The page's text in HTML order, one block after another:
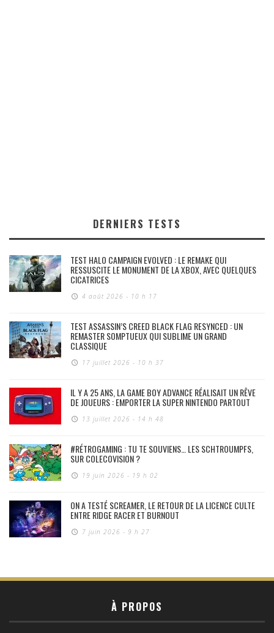
DERNIERS TESTS
TEST HALO CAMPAIGN EVOLVED : LE REMAKE QUI
RESSUSCITE LE MONUMENT DE LA XBOX, AVEC QUELQUES
CICATRICES
4 août 2026 - 10 h 17
TEST ASSASSIN’S CREED BLACK FLAG RESYNCED : UN
REMASTER SOMPTUEUX QUI SUBLIME UN GRAND
CLASSIQUE
17 juillet 2026 - 10 h 37
IL Y A 25 ANS, LA GAME BOY ADVANCE RÉALISAIT UN RÊVE
DE JOUEURS : EMPORTER LA SUPER NINTENDO PARTOUT
13 juillet 2026 - 14 h 48
#RÉTROGAMING : TU TE SOUVIENS… LES SCHTROUMPFS,
SUR COLECOVISION ?
19 juin 2026 - 19 h 02
ON A TESTÉ SCREAMER, LE RETOUR DE LA LICENCE CULTE
ENTRE RIDGE RACER ET BURNOUT
7 juin 2026 - 9 h 27
À PROPOS